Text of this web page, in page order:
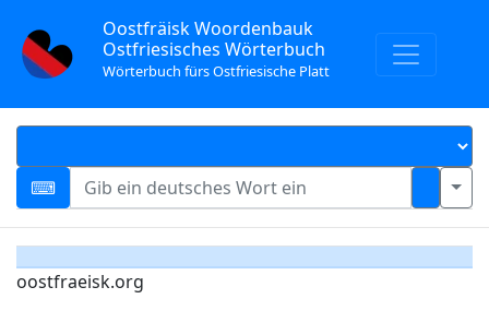
Oostfräisk Woordenbauk
Ostfriesisches Wörterbuch
Wörterbuch fürs Ostfriesische Platt
oostfraeisk.org